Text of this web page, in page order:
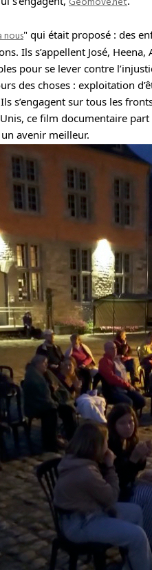
nous" qui était proposé : des
Ils s’appellent José,
pour se lever contre
des choses : exploitation
s’engagent sur tous les
ce film documentaire
avenir meilleur.